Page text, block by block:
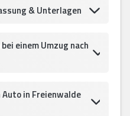
& Unterlagen
einem Umzug nach
Auto in Freienwalde